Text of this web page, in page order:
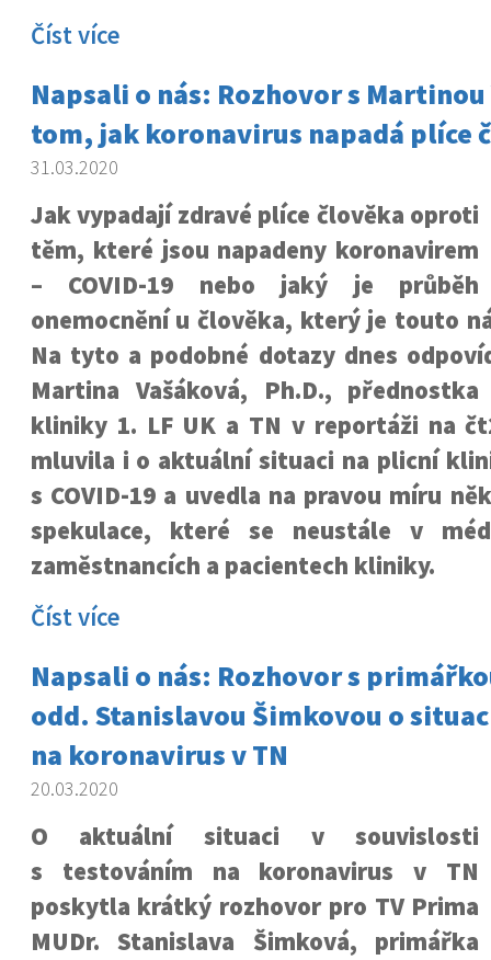
Číst více
Napsali o nás: Rozhovor s
tom, jak koronavirus napadá plíce
31.03.2020
Jak vypadají zdravé plíce člověka oproti
těm, které jsou napadeny koronavirem
– COVID-19 nebo jaký je průběh
onemocnění u člověka, který je touto
Na tyto a podobné dotazy dnes
Martina Vašáková, Ph.D., přednostka
kliniky 1. LF UK a TN v reportáži na
mluvila i o aktuální situaci na plicní
s COVID-19 a uvedla na pravou míru
spekulace, které se neustále v
zaměstnancích a pacientech kliniky.
Číst více
Napsali o nás: Rozhovor s
odd. Stanislavou Šimkovou o
na koronavirus v TN
20.03.2020
O aktuální situaci v souvislosti
s testováním na koronavirus v TN
poskytla krátký rozhovor pro TV Prima
MUDr. Stanislava Šimková, primářka